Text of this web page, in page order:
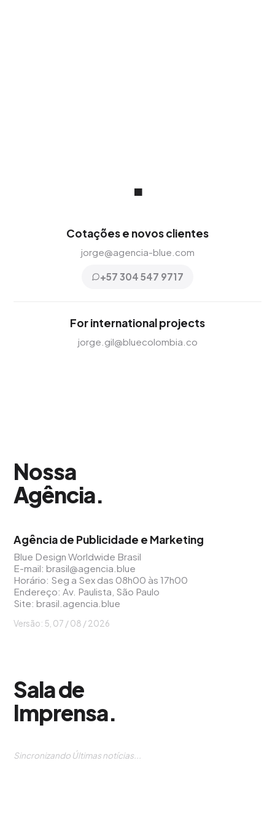
.
Cotações e novos clientes
jorge@agencia-blue.com
+57 304 547 9717
For international projects
jorge.gil@bluecolombia.co
Nossa
Agência.
Agência de Publicidade e Marketing
Blue Design Worldwide Brasil
E-mail:brasil@agencia.blue
Horário: Seg a Sex das 08h00 às 17h00
Endereço: Av. Paulista, São Paulo
Site:brasil.agencia.blue
Versão: 5, 07 / 08 / 2026
Sala de
Imprensa.
Sincronizando Últimas notícias...